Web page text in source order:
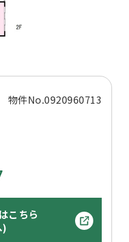
物件No.0920960713
こちら
)